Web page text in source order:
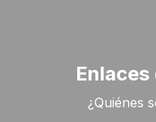
¿Quiénes